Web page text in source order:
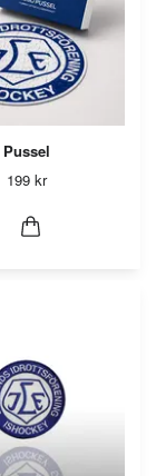
Pussel
199 kr